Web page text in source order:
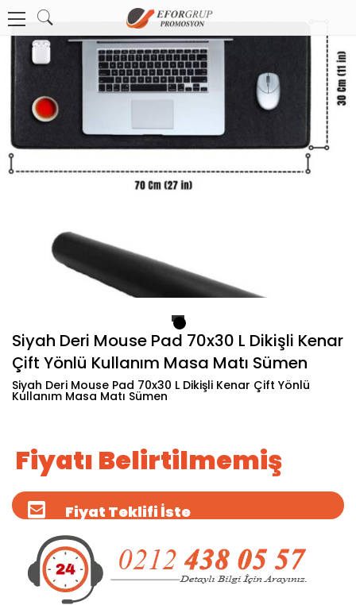
Siyah Deri Mouse Pad 70x30 L Dikişli Kenar
Çift Yönlü Kullanım Masa Matı Sümen
Siyah Deri Mouse Pad 70x30 L Dikişli Kenar Çift Yönlü
Kullanım Masa Matı Sümen
Fiyatı Belirtilmemiş
Fiyat Teklifi İste